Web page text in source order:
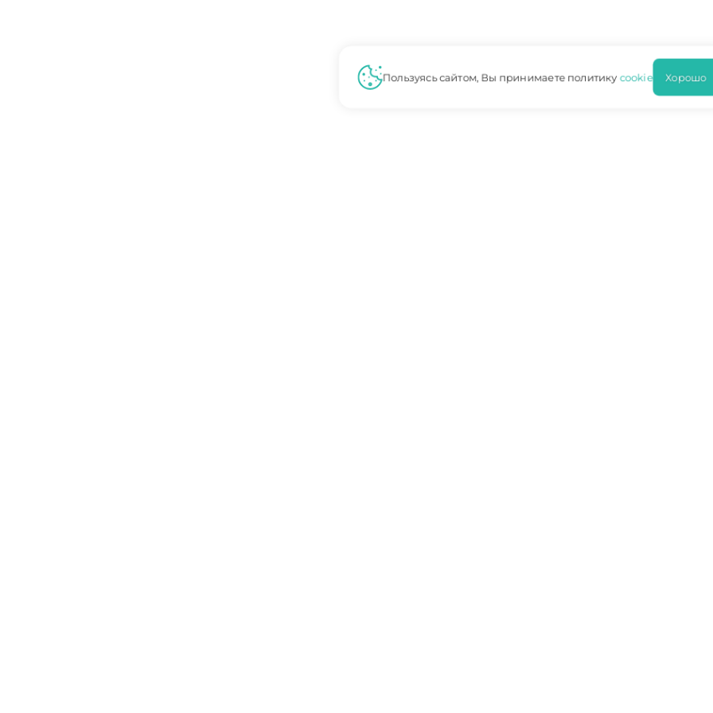
Пользуясь сайтом, Вы принимаете политикуcookie Хорошо